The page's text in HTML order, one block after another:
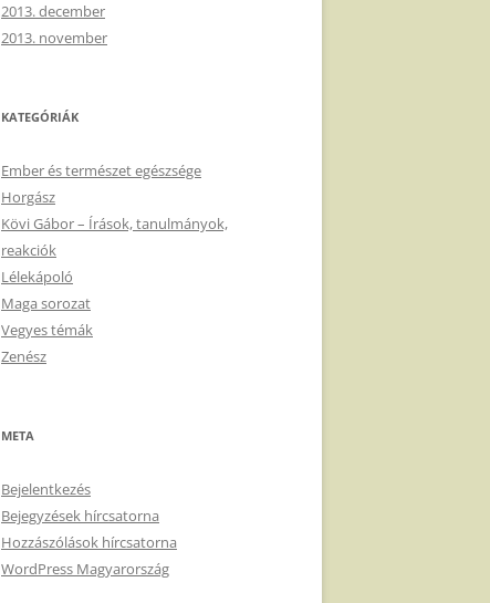
2013. december
2013. november
KATEGÓRIÁK
Ember és természet egészsége
Horgász
Kövi Gábor – Írások, tanulmányok,
reakciók
Lélekápoló
Maga sorozat
Vegyes témák
Zenész
META
Bejelentkezés
Bejegyzések hírcsatorna
Hozzászólások hírcsatorna
WordPress Magyarország